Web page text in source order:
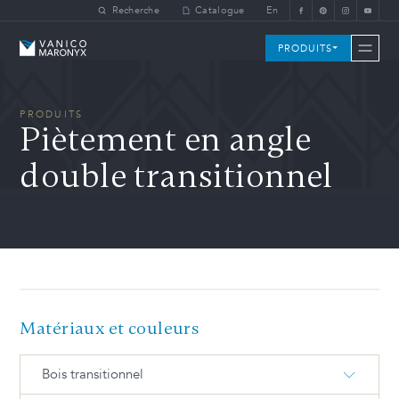
Skip to main contentRecherche Catalogue En
Vanico-Maronyx PRODUITS
PRODUITS
Piètement en angle
double transitionnel
Matériaux et couleurs
Bois transitionnel